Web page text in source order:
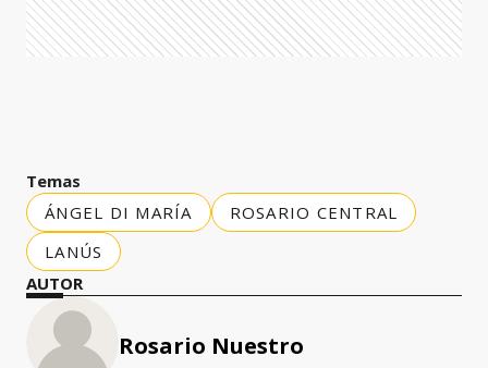
Temas
ÁNGEL DI MARÍA
ROSARIO CENTRAL
LANÚS
AUTOR
Rosario Nuestro